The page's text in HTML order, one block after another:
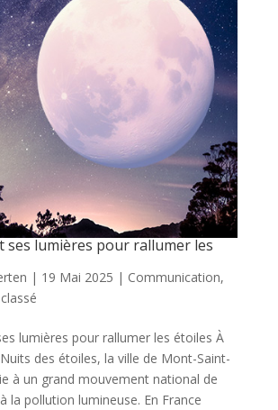
ses lumières pour rallumer les
| 19 Mai 2025 | Communication,
lumières pour rallumer les étoiles À
des étoiles, la ville de Mont-Saint-
à un grand mouvement national de
la pollution lumineuse. En France